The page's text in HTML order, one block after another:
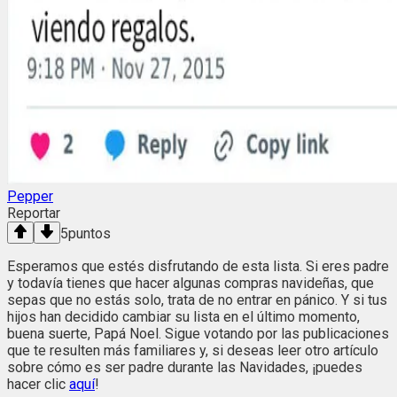
Pepper
Reportar
5puntos
Esperamos que estés disfrutando de esta lista. Si eres padre
y todavía tienes que hacer algunas compras navideñas, que
sepas que no estás solo, trata de no entrar en pánico. Y si tus
hijos han decidido cambiar su lista en el último momento,
buena suerte, Papá Noel. Sigue votando por las publicaciones
que te resulten más familiares y, si deseas leer otro artículo
sobre cómo es ser padre durante las Navidades, ¡puedes
hacer clic aquí!